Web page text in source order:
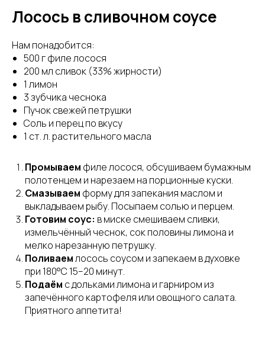
Лосось в сливочном соусе
Нам понадобится:
500 г филе лосося
200 мл сливок (33% жирности)
1 лимон
3 зубчика чеснока
Пучок свежей петрушки
Соль и перец по вкусу
1 ст. л. растительного масла
Промываем филе лосося, обсушиваем бумажным
полотенцем и нарезаем на порционные куски.
Смазываем форму для запекания маслом и
выкладываем рыбу. Посыпаем солью и перцем.
Готовим соус: в миске смешиваем сливки,
измельчённый чеснок, сок половины лимона и
мелко нарезанную петрушку.
Поливаемлосось соусом и запекаем в духовке
при 180°C 15–20 минут.
Подаём с дольками лимона и гарниром из
запечённого картофеля или овощного салата.
Приятного аппетита!